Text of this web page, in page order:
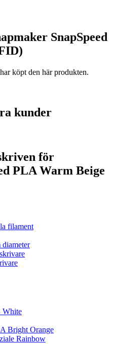
SnapSpeed
köpt den här produkten.
kunder
för
PLA Warm Beige
filament
White
Bright Orange
Rainbow